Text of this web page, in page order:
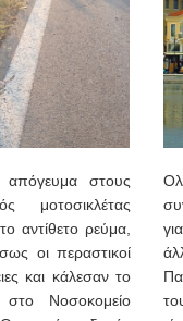
στους
μοτοσικλέτας
αντίθετο ρεύμα,
οι περαστικοί
και κάλεσαν το
Νοσοκομείο